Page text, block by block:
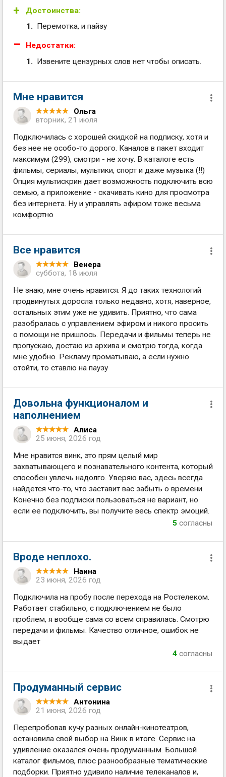
Достоинства:
Перемотка, и пайзу
Недостатки:
Извените цензурных слов нет чтобы описать.
Мне нравится
Ольга
вторник, 21 июля
Подключилась с хорошей скидкой на подписку, хотя и
без нее не особо-то дорого. Каналов в пакет входит
максимум (299), смотри - не хочу. В каталоге есть
фильмы, сериалы, мультики, спорт и даже музыка (!!)
Опция мультискрин дает возможность подключить всю
семью, а приложение - скачивать кино для просмотра
без интернета. Ну и управлять эфиром тоже весьма
комфортно
Все нравится
Венера
суббота, 18 июля
Не знаю, мне очень нравится. Я до таких технологий
продвинутых доросла только недавно, хотя, наверное,
остальных этим уже не удивить. Приятно, что сама
разобралась с управлением эфиром и никого просить
о помощи не пришлось. Передачи и фильмы теперь не
пропускаю, достаю из архива и смотрю тогда, когда
мне удобно. Рекламу проматываю, а если нужно
отойти, то ставлю на паузу
Довольна функционалом и
наполнением
Алиса
25 июня, 2026 год
Мне нравится винк, это прям целый мир
захватывающего и познавательного контента, который
способен увлечь надолго. Уверяю вас, здесь всегда
найдется что-то, что заставит вас забыть о времени.
Конечно без подписки пользоваться не вариант, но
если ее подключить, вы получите весь спектр эмоций.
5 согласны
Вроде неплохо.
Наина
23 июня, 2026 год
Подключила на пробу после перехода на Ростелеком.
Работает стабильно, с подключением не было
проблем, я вообще сама со всем справилась. Смотрю
передачи и фильмы. Качество отличное, ошибок не
выдает
4 согласны
Продуманный сервис
Антонина
21 июня, 2026 год
Перепробовав кучу разных онлайн-кинотеатров,
остановила свой выбор на Винк в итоге. Сервис на
удивление оказался очень продуманным. Большой
каталог фильмов, плюс разнообразные тематические
подборки. Приятно удивило наличие телеканалов и,